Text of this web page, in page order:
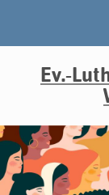
Ev.-